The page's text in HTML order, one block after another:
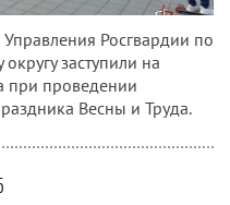
Росгвардии по
заступили на
при проведении
Весны и Труда.